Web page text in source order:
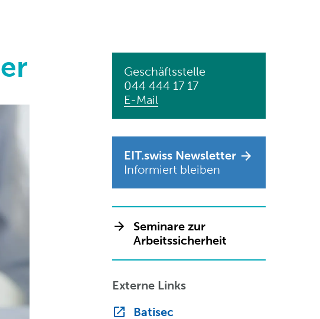
Geschäftsstelle
044 444 17 17
E-Mail
EIT.swiss Newsletter
Informiert bleiben
Seminare zur
Arbeitssicherheit
Externe Links
Batisec